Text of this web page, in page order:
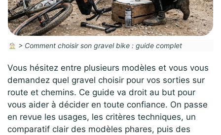
> Comment choisir son gravel bike : guide complet
Vous hésitez entre plusieurs modèles et vous vous
demandez quel gravel choisir pour vos sorties sur
route et chemins. Ce guide va droit au but pour
vous aider à décider en toute confiance. On passe
en revue les usages, les critères techniques, un
comparatif clair des modèles phares, puis des